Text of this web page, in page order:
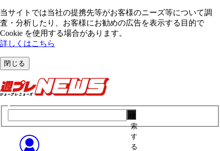
当サイトでは当社の提携先等がお客様のニーズ等について調
査・分析したり、お客様にお勧めの広告を表⽰する⽬的で
Cookie を使⽤する場合があります。
詳しくはこちら
閉じる
索
す
る